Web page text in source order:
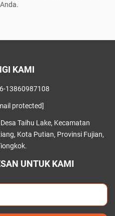
KAMI
13860987108
protected]
Taihu Lake, Kecamatan
Kota Putian, Provinsi Fujian,
UNTUK KAMI